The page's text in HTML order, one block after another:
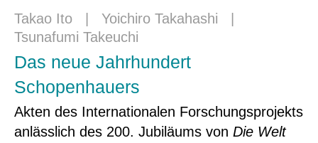
Takao Ito Yoichiro Takahashi
Tsunafumi Takeuchi
Das neue Jahrhundert
Schopenhauers
Akten des Internationalen Forschungsprojekts
anlässlich des 200. Jubiläums von Die Welt